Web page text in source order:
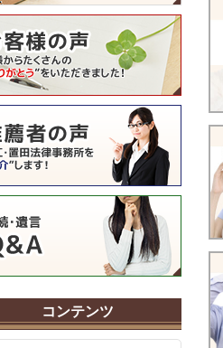
コンテンツ